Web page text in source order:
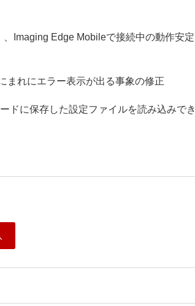
Imaging Edge Mobileで接続中の動作安定
まれにエラー表示が出る事象の修正
ドに保存した設定ファイルを読み込みでき